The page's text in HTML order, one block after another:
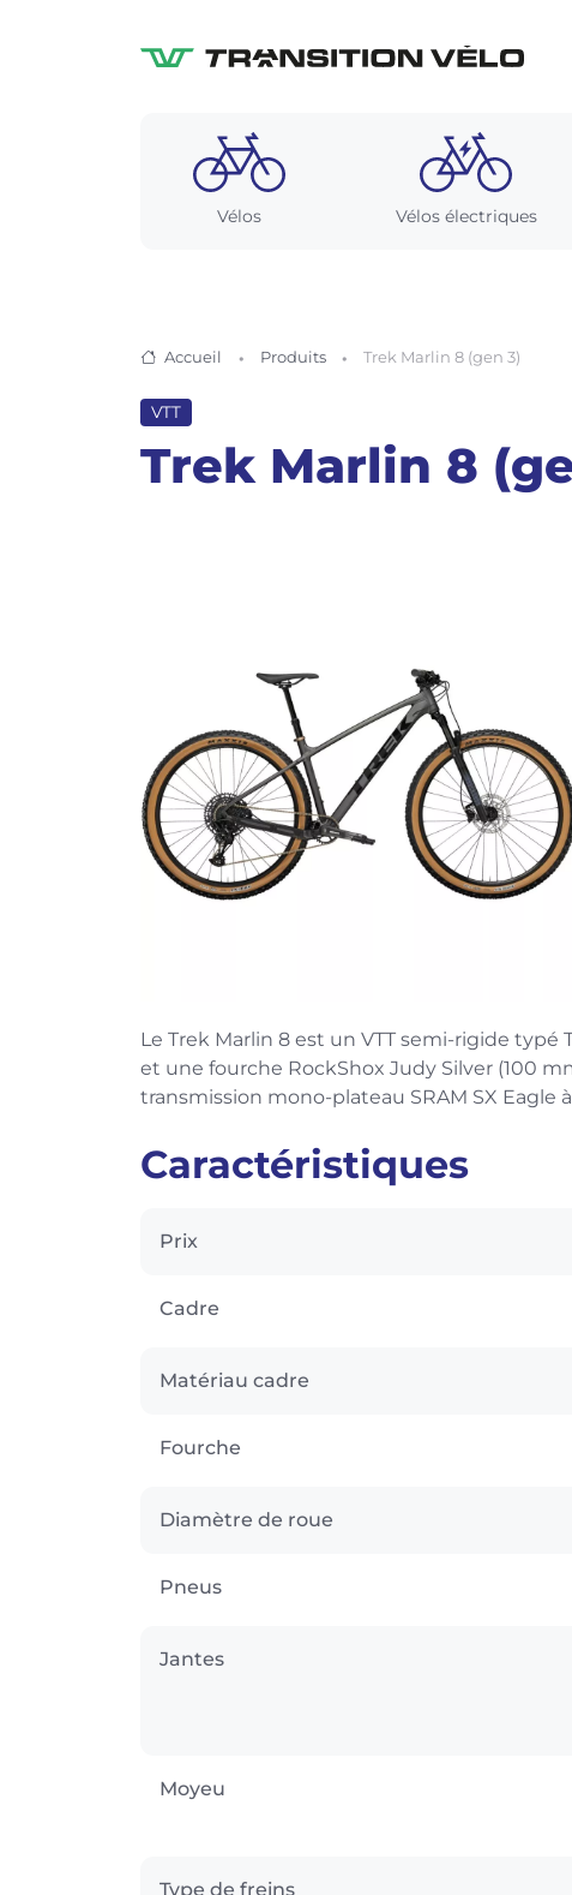
Vélos Vélos électriques
Accueil Produits Trek Marlin 8 (gen 3)
VTT
Trek Marlin 8
Le Trek Marlin 8 est un VTT semi-rigide typé
et une fourche RockShox Judy Silver (100
transmission mono-plateau SRAM SX Eagle à
Caractéristiques
Prix
Cadre
Matériau cadre
Fourche
Diamètre de roue
Pneus
Jantes
Moyeu
Type de freins